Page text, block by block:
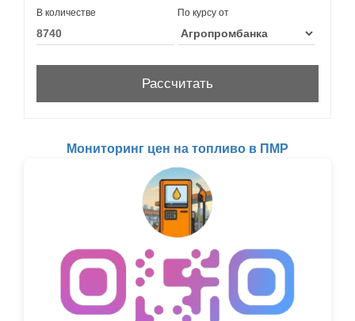
В количестве По курсу от
Мониторинг цен на топливо в ПМР